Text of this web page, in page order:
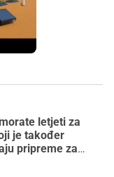
letjeti za
je također
pripreme za